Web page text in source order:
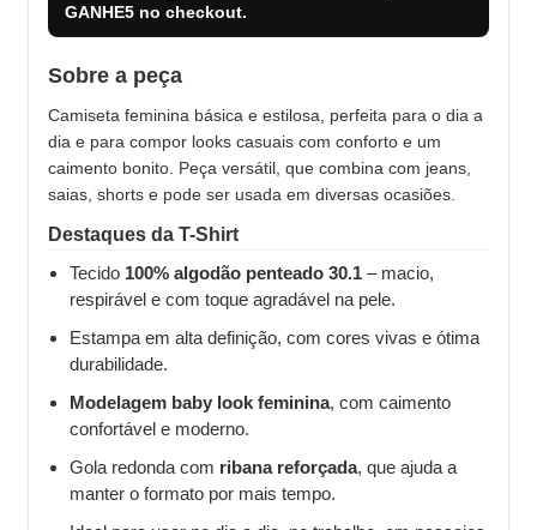
GANHE5 no checkout.
Sobre a peça
Camiseta feminina básica e estilosa, perfeita para o dia a
dia e para compor looks casuais com conforto e um
caimento bonito. Peça versátil, que combina com jeans,
saias, shorts e pode ser usada em diversas ocasiões.
Destaques da T-Shirt
Tecido 100% algodão penteado 30.1 – macio,
respirável e com toque agradável na pele.
Estampa em alta definição, com cores vivas e ótima
durabilidade.
Modelagem baby look feminina, com caimento
confortável e moderno.
Gola redonda com ribana reforçada, que ajuda a
manter o formato por mais tempo.